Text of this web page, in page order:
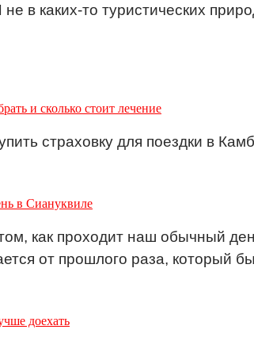
в каких-то туристических
и сколько стоит лечение
страховку для поездки в
в Сиануквиле
как проходит наш обычный
от прошлого раза, который
доехать